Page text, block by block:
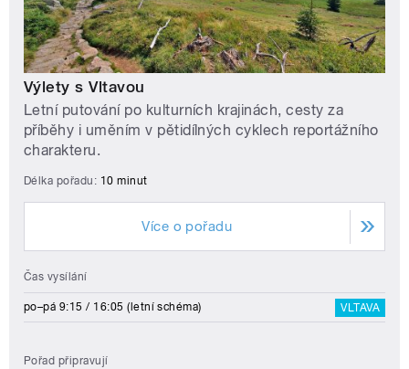
Výlety s Vltavou
Letní putování po kulturních krajinách, cesty za
příběhy i uměním v pětidílných cyklech reportážního
charakteru.
Délka pořadu: 10 minut
Více o pořadu
Čas vysílání
po–pá 9:15 / 16:05 (letní schéma) VLTAVA
Pořad připravují